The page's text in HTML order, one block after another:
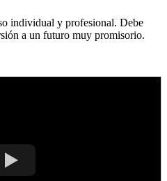
individual y profesional. Debe
a un futuro muy promisorio.